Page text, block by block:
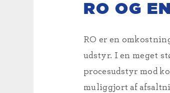
RO OG
RO er en
udstyr. I en meget
procesudstyr mod
muliggjort af